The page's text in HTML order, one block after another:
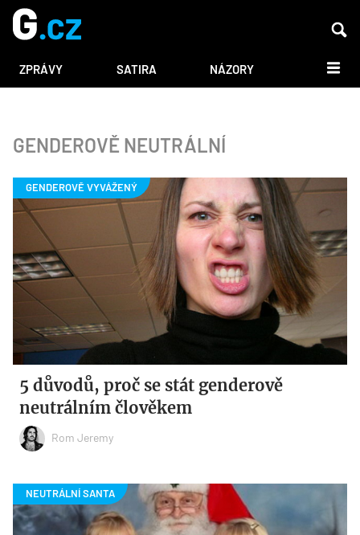
ZPRÁVY SATIRA NÁZORY DALŠÍ
GENDEROVĚ NEUTRÁLNÍ
5 důvodů, proč se stát genderově
neutrálním člověkem
Rom Jeremy